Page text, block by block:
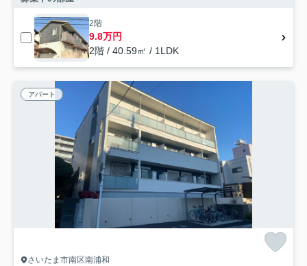
2階
9.8万円
2階 / 40.59㎡ / 1LDK
アパート
さいたま市南区南浦和